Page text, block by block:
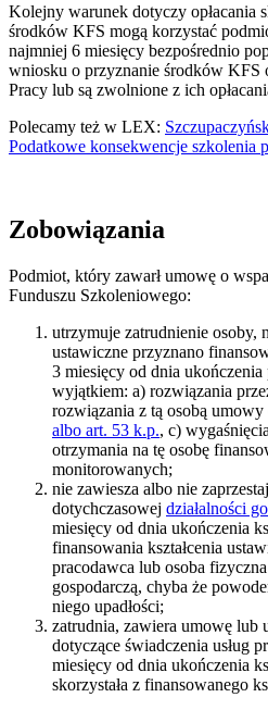
Kolejny warunek dotyczy opłacania
środków KFS mogą korzystać
najmniej 6 miesięcy bezpośrednio
wniosku o przyznanie środków KFS
Pracy lub są zwolnione z ich
Polecamy też w LEX:
Podatkowe konsekwencje szkolenia
Zobowiązania
Podmiot, który zawarł umowę o
Funduszu Szkoleniowego:
utrzymuje zatrudnienie osoby,
ustawiczne przyznano
3 miesięcy od dnia ukończenia
wyjątkiem: a) rozwiązania
rozwiązania z tą osobą
albo art. 53 k.p., c)
otrzymania na tę osobę
monitorowanych;
nie zawiesza albo nie
dotychczasowej działalności
miesięcy od dnia ukończenia
finansowania kształcenia
pracodawca lub osoba
gospodarczą, chyba że
niego upadłości;
zatrudnia, zawiera umowę
dotyczące świadczenia usług
miesięcy od dnia ukończenia
skorzystała z finansowanego